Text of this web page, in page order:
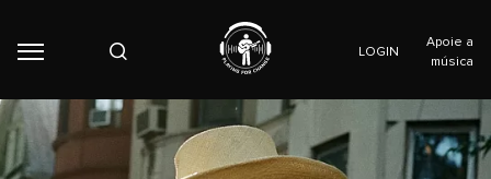
LOGIN
Apoie a
música